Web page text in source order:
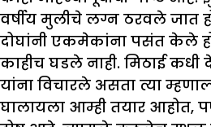
वर्षीय मुलीचे लग्न ठरवले जात
दोघांनी एकमेकांना पसंत केले
काहीच घडले नाही. मिठाई
यांना विचारले असता त्या
घालायला आम्ही तयार आहोत,